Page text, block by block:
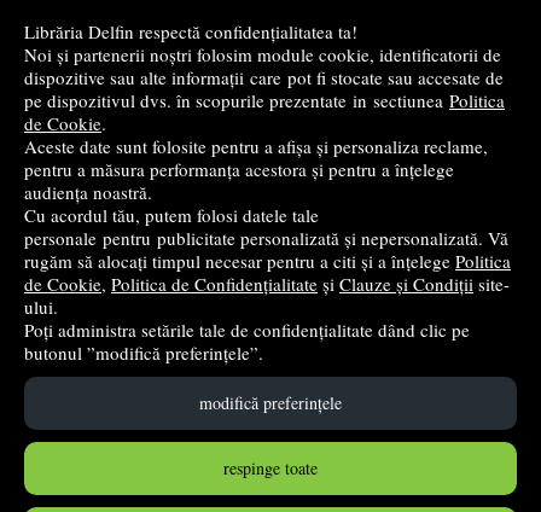
Librăria Delfin respectă confidențialitatea ta!
Noi și partenerii noștri folosim module cookie, identificatorii de
dispozitive sau alte informații care pot fi stocate sau accesate de
pe dispozitivul dvs. în scopurile prezentate in sectiunea Politica
de Cookie.
Aceste date sunt folosite pentru a afișa și personaliza reclame,
pentru a măsura performanța acestora și pentru a înțelege
audiența noastră.
Cu acordul tău, putem folosi datele tale
personale pentru publicitate personalizată și nepersonalizată. Vă
rugăm să alocați timpul necesar pentru a citi și a înțelege Politica
de Cookie, Politica de Confidențialitate și Clauze și Condiții site-
ului.
Poți administra setările tale de confidențialitate dând clic pe
butonul ”modifică preferințele”.
modifică preferințele
respinge toate
Cele mai bune cărți de istorie
Top cărți beletristică
...toate știrile
© 2004 - 2026Grup DZC SRL
Magazin onlinecreat de Vital Soft
Created in 0.0879 sec